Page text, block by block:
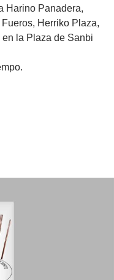
Harino Panadera,
Herriko Plaza,
la Plaza de Sanbi